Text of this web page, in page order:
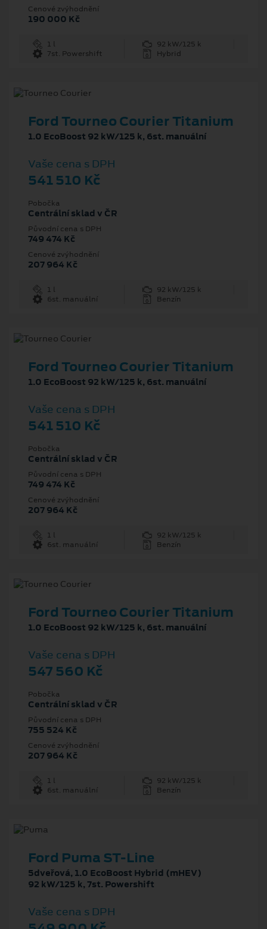
Cenové zvýhodnění
190 000 Kč
1 l
92 kW/125 k
7st. Powershift
Hybrid
Ford Tourneo Courier Titanium
1.0 EcoBoost 92 kW/125 k, 6st. manuální
Vaše cena s DPH
541 510 Kč
Pobočka
Centrální sklad v ČR
Původní cena s DPH
749 474 Kč
Cenové zvýhodnění
207 964 Kč
1 l
92 kW/125 k
6st. manuální
Benzín
Ford Tourneo Courier Titanium
1.0 EcoBoost 92 kW/125 k, 6st. manuální
Vaše cena s DPH
541 510 Kč
Pobočka
Centrální sklad v ČR
Původní cena s DPH
749 474 Kč
Cenové zvýhodnění
207 964 Kč
1 l
92 kW/125 k
6st. manuální
Benzín
Ford Tourneo Courier Titanium
1.0 EcoBoost 92 kW/125 k, 6st. manuální
Vaše cena s DPH
547 560 Kč
Pobočka
Centrální sklad v ČR
Původní cena s DPH
755 524 Kč
Cenové zvýhodnění
207 964 Kč
1 l
92 kW/125 k
6st. manuální
Benzín
Ford Puma ST-Line
5dveřová, 1.0 EcoBoost Hybrid (mHEV)
92 kW/125 k, 7st. Powershift
Vaše cena s DPH